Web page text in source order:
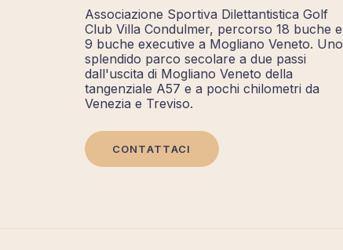
Associazione Sportiva Dilettantistica Golf
Club Villa Condulmer, percorso 18 buche e
9 buche executive a Mogliano Veneto. Uno
splendido parco secolare a due passi
dall'uscita di Mogliano Veneto della
tangenziale A57 e a pochi chilometri da
Venezia e Treviso.
CONTATTACI